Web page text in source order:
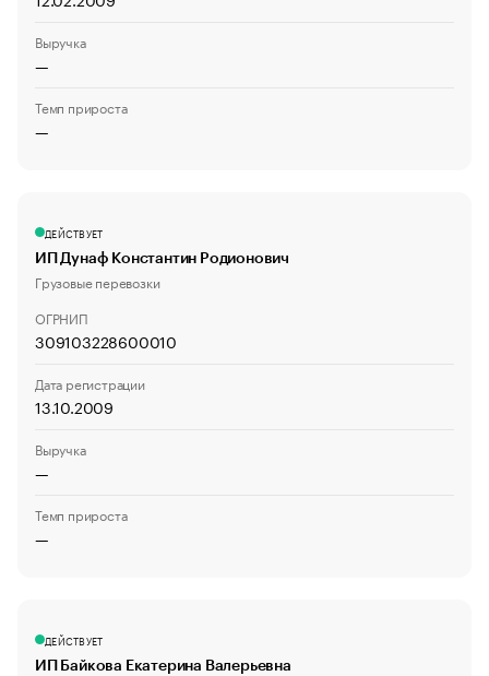
Выручка
—
Темп прироста
—
ДЕЙСТВУЕТ
ИП Дунаф Константин Родионович
Грузовые перевозки
ОГРНИП
309103228600010
Дата регистрации
13.10.2009
Выручка
—
Темп прироста
—
ДЕЙСТВУЕТ
ИП Байкова Екатерина Валерьевна